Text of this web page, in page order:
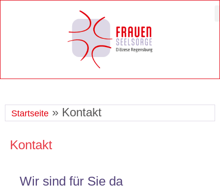
Startseite » Kontakt
Kontakt
Wir sind für Sie da